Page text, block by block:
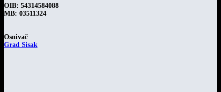
OIB: 54314584088
MB: 03511324
Osnivač
Grad Sisak